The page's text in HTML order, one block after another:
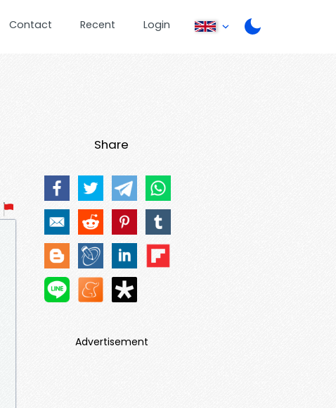
Contact Recent Login
Share
Advertisement